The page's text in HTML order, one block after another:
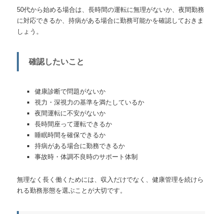
50代から始める場合は、長時間の運転に無理がないか、夜間勤務
に対応できるか、持病がある場合に勤務可能かを確認しておきま
しょう。
確認したいこと
健康診断で問題がないか
視力・深視力の基準を満たしているか
夜間運転に不安がないか
長時間座って運転できるか
睡眠時間を確保できるか
持病がある場合に勤務できるか
事故時・体調不良時のサポート体制
無理なく長く働くためには、収入だけでなく、健康管理を続けら
れる勤務形態を選ぶことが大切です。